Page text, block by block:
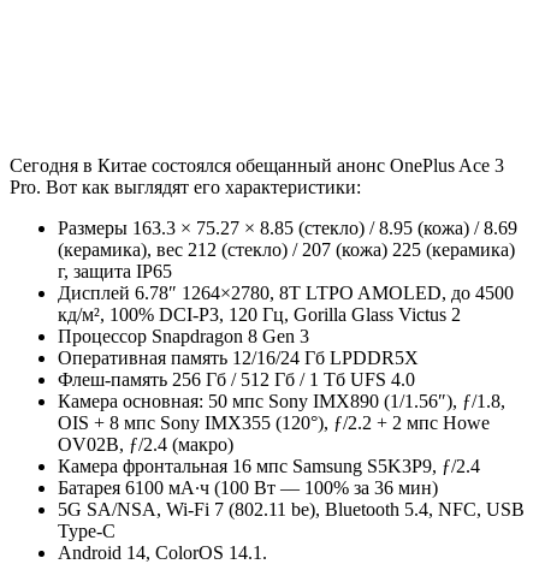
Сегодня в Китае состоялся обещанный анонс OnePlus Ace 3
Pro. Вот как выглядят его характеристики:
Размеры 163.3 × 75.27 × 8.85 (стекло) / 8.95 (кожа) / 8.69
(керамика), вес 212 (стекло) / 207 (кожа) 225 (керамика)
г, защита IP65
Дисплей 6.78″ 1264×2780, 8T LTPO AMOLED, до 4500
кд/м², 100% DCI-P3, 120 Гц, Gorilla Glass Victus 2
Процессор Snapdragon 8 Gen 3
Оперативная память 12/16/24 Гб LPDDR5X
Флеш-память 256 Гб / 512 Гб / 1 Тб UFS 4.0
Камера основная: 50 мпс Sony IMX890 (1/1.56″), ƒ/1.8,
OIS + 8 мпс Sony IMX355 (120°), ƒ/2.2 + 2 мпс Howe
OV02B, ƒ/2.4 (макро)
Камера фронтальная 16 мпс Samsung S5K3P9, ƒ/2.4
Батарея 6100 мА∙ч (100 Вт — 100% за 36 мин)
5G SA/NSA, Wi-Fi 7 (802.11 be), Bluetooth 5.4, NFC, USB
Type-C
Android 14, ColorOS 14.1.